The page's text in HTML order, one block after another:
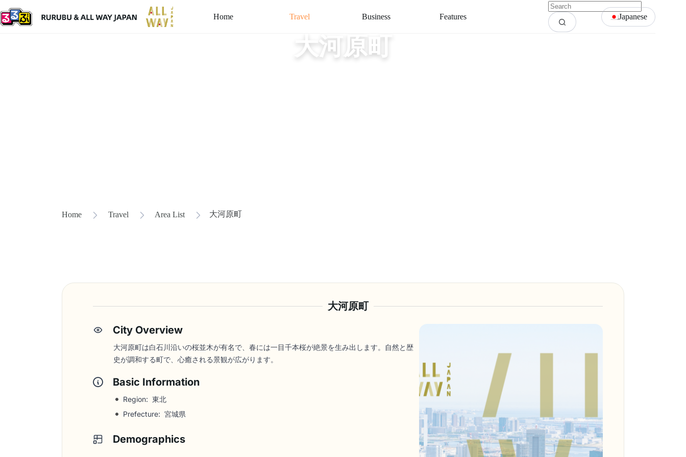
Home Travel Business Features Japanese
大河原町
Home Travel Area List 大河原町
大河原町
City Overview
大河原町は白石川沿いの桜並木が有名で、春には一目千本桜が絶景を生み出します。自然と歴
史が調和する町で、心癒される景観が広がります。
Basic Information
Region: 東北
Prefecture: 宮城県
Demographics